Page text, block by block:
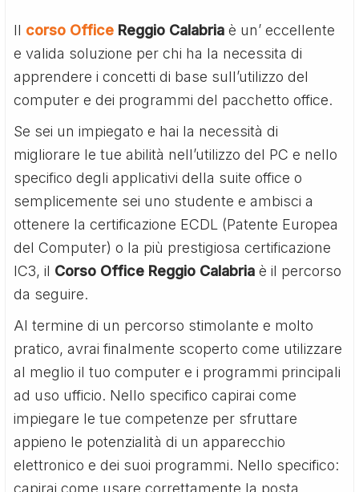
Il corso Office Reggio Calabria è un’ eccellente
e valida soluzione per chi ha la necessita di
apprendere i concetti di base sull’utilizzo del
computer e dei programmi del pacchetto office.
Se sei un impiegato e hai la necessità di
migliorare le tue abilità nell’utilizzo del PC e nello
specifico degli applicativi della suite office o
semplicemente sei uno studente e ambisci a
ottenere la certificazione ECDL (Patente Europea
del Computer) o la più prestigiosa certificazione
IC3, il Corso Office Reggio Calabria è il percorso
da seguire.
Al termine di un percorso stimolante e molto
pratico, avrai finalmente scoperto come utilizzare
al meglio il tuo computer e i programmi principali
ad uso ufficio. Nello specifico capirai come
impiegare le tue competenze per sfruttare
appieno le potenzialità di un apparecchio
elettronico e dei suoi programmi. Nello specifico:
capirai come usare correttamente la posta